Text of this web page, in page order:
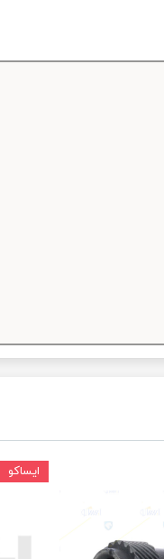
ایساکو